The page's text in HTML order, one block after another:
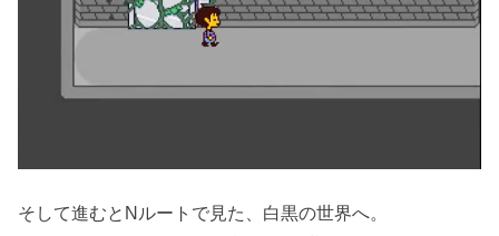
そして進むとNルートで見た、白黒の世界へ。